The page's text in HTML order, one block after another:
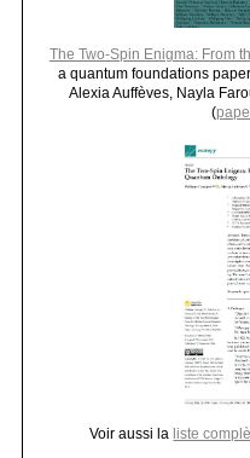
The Two-Spin Enigma: From
a quantum foundations
Alexia Auffèves, Nayla
(
Voir aussi la liste